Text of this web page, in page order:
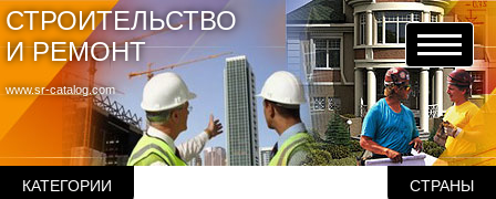
www.sr-catalog.com
СТРОИТЕЛЬСТВО
И РЕМОНТ
КАТЕГОРИИ СТРАНЫ